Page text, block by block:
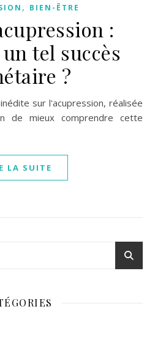
, BIEN-ÊTRE
:
tel succès
?
de mieux comprendre cette
LA SUITE